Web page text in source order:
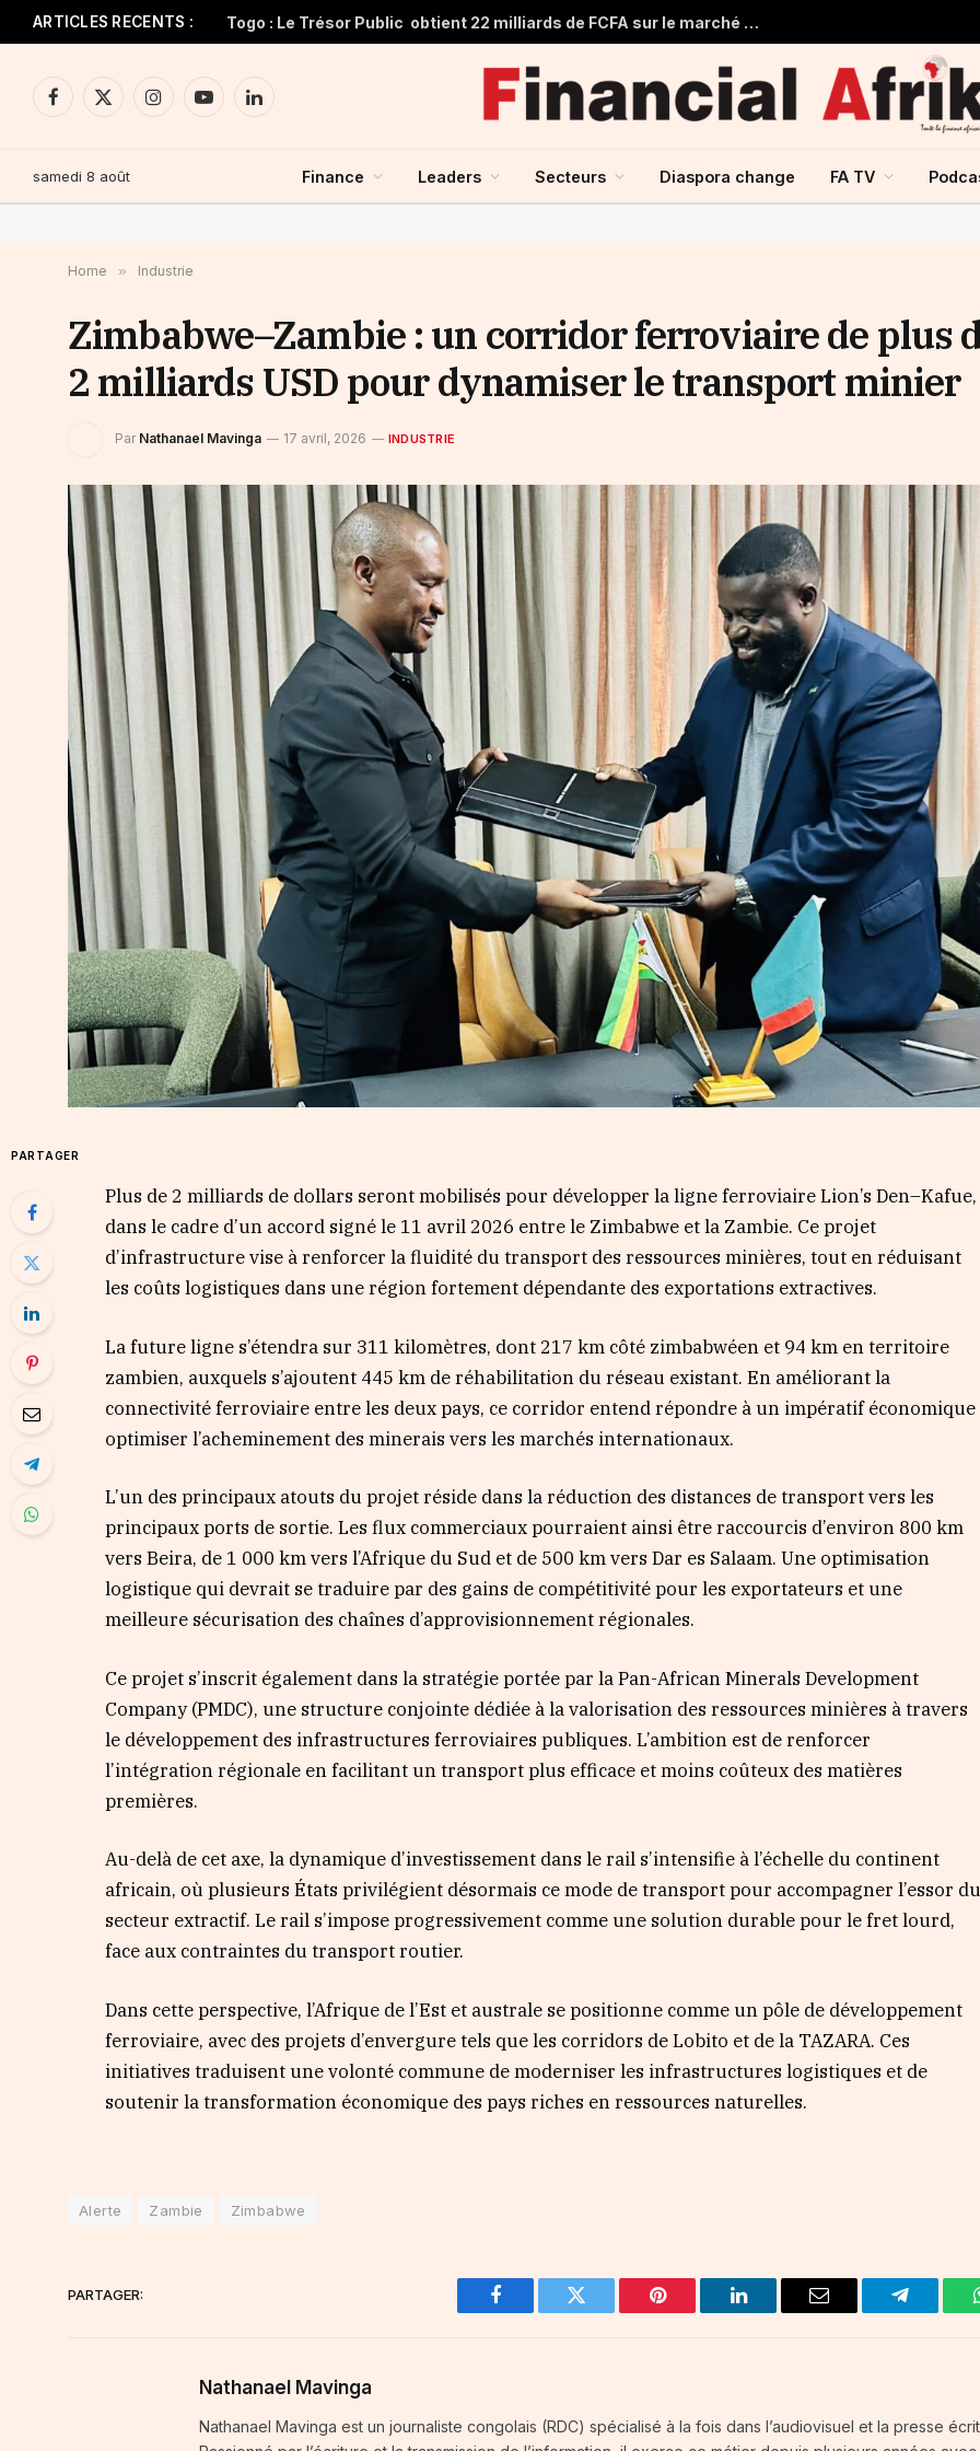
ARTICLES RECENTS : Togo : Le Trésor Public obtient 22 milliards de FCFA sur le marché financier de l’UMOA
Facebook
X
InstagramYouTubeLinkedIn
samedi 8 août Finance Leaders Secteurs Diaspora change FA TV
Home » Industrie
Zimbabwe–Zambie : un corridor ferroviaire de plus
2 milliards USD pour dynamiser le transport minier
Par Nathanael Mavinga 17 avril, 2026 INDUSTRIE
PARTAGER
Plus de 2 milliards de dollars seront mobilisés pour développer la ligne ferroviaire Lion’s Den–Kafue,
dans le cadre d’un accord signé le 11 avril 2026 entre le Zimbabwe et la Zambie. Ce projet
d’infrastructure vise à renforcer la fluidité du transport des ressources minières, tout en réduisant
les coûts logistiques dans une région fortement dépendante des exportations extractives.
La future ligne s’étendra sur 311 kilomètres, dont 217 km côté zimbabwéen et 94 km en territoire
zambien, auxquels s’ajoutent 445 km de réhabilitation du réseau existant. En améliorant la
connectivité ferroviaire entre les deux pays, ce corridor entend répondre à un impératif économique
optimiser l’acheminement des minerais vers les marchés internationaux.
L’un des principaux atouts du projet réside dans la réduction des distances de transport vers les
principaux ports de sortie. Les flux commerciaux pourraient ainsi être raccourcis d’environ 800 km
vers Beira, de 1 000 km vers l’Afrique du Sud et de 500 km vers Dar es Salaam. Une optimisation
logistique qui devrait se traduire par des gains de compétitivité pour les exportateurs et une
meilleure sécurisation des chaînes d’approvisionnement régionales.
Ce projet s’inscrit également dans la stratégie portée par la Pan-African Minerals Development
Company (PMDC), une structure conjointe dédiée à la valorisation des ressources minières à travers
le développement des infrastructures ferroviaires publiques. L’ambition est de renforcer
l’intégration régionale en facilitant un transport plus efficace et moins coûteux des matières
premières.
Au-delà de cet axe, la dynamique d’investissement dans le rail s’intensifie à l’échelle du continent
africain, où plusieurs États privilégient désormais ce mode de transport pour accompagner l’essor
secteur extractif. Le rail s’impose progressivement comme une solution durable pour le fret lourd,
face aux contraintes du transport routier.
Dans cette perspective, l’Afrique de l’Est et australe se positionne comme un pôle de développement
ferroviaire, avec des projets d’envergure tels que les corridors de Lobito et de la TAZARA. Ces
initiatives traduisent une volonté commune de moderniser les infrastructures logistiques et de
soutenir la transformation économique des pays riches en ressources naturelles.
Alerte Zambie Zimbabwe
PARTAGER:
Facebook Twitter Pinterest LinkedIn Email Telegram
Nathanael Mavinga
Nathanael Mavinga est un journaliste congolais (RDC) spécialisé à la fois dans l’audiovisuel et la presse